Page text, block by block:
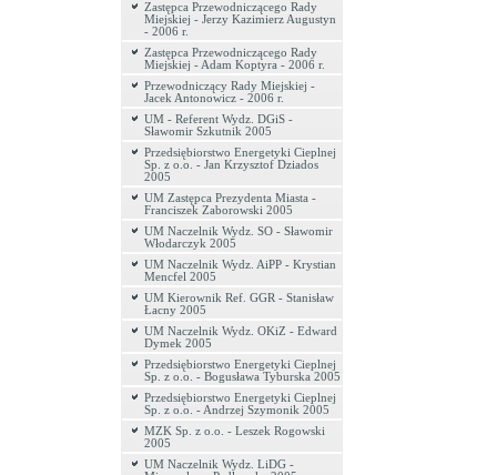
Zastępca Przewodniczącego Rady
Miejskiej - Jerzy Kazimierz Augustyn
- 2006 r.
Zastępca Przewodniczącego Rady
Miejskiej - Adam Koptyra - 2006 r.
Przewodniczący Rady Miejskiej -
Jacek Antonowicz - 2006 r.
UM - Referent Wydz. DGiS -
Sławomir Szkutnik 2005
Przedsiębiorstwo Energetyki Cieplnej
Sp. z o.o. - Jan Krzysztof Dziados
2005
UM Zastępca Prezydenta Miasta -
Franciszek Zaborowski 2005
UM Naczelnik Wydz. SO - Sławomir
Włodarczyk 2005
UM Naczelnik Wydz. AiPP - Krystian
Mencfel 2005
UM Kierownik Ref. GGR - Stanisław
Łacny 2005
UM Naczelnik Wydz. OKiZ - Edward
Dymek 2005
Przedsiębiorstwo Energetyki Cieplnej
Sp. z o.o. - Bogusława Tyburska 2005
Przedsiębiorstwo Energetyki Cieplnej
Sp. z o.o. - Andrzej Szymonik 2005
MZK Sp. z o.o. - Leszek Rogowski
2005
UM Naczelnik Wydz. LiDG -